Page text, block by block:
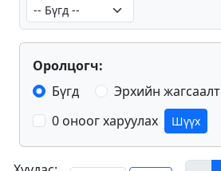
Оролцогч:
Бүгд
Эрхийн жагсаалт
0 оноог харуулах
Шүүх